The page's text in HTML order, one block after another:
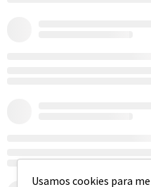
Usamos cookies para